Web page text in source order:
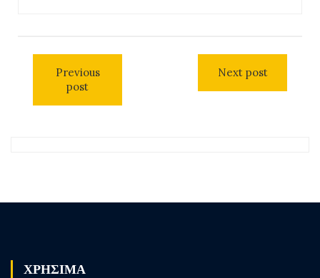
Previous
post
Next post
ΧΡΗΣΙΜΑ